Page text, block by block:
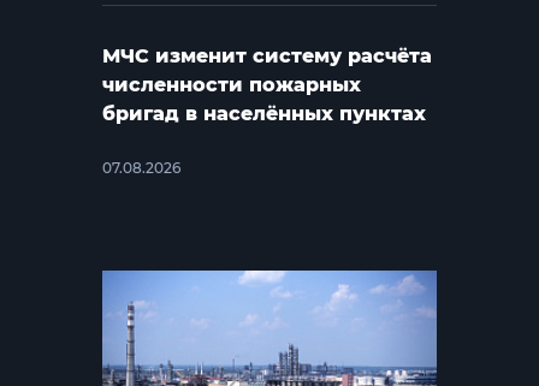
МЧС изменит систему расчёта
численности пожарных
бригад в населённых пунктах
07.08.2026